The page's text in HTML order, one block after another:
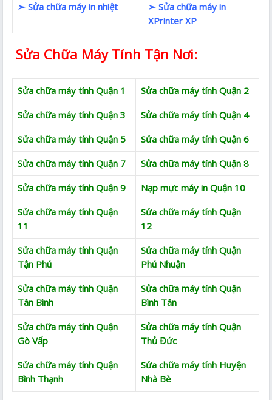
➢ Sửa chữa máy in nhiệt
➢ Sửa chữa máy in
XPrinter XP
Sửa Chữa Máy Tính Tận Nơi:
Sửa chữa máy tính Quận 1
Sửa chữa máy tính Quận 2
Sửa chữa máy tính Quận 3
Sửa chữa máy tính Quận 4
Sửa chữa máy tính Quận 5
Sửa chữa máy tính Quận 6
Sửa chữa máy tính Quận 7
Sửa chữa máy tính Quận 8
Sửa chữa máy tính Quận 9
Nạp mực máy in Quận 10
Sửa chữa máy tính Quận
11
Sửa chữa máy tính Quận
12
Sửa chữa máy tính Quận
Tận Phú
Sửa chữa máy tính Quận
Phú Nhuận
Sửa chữa máy tính Quận
Tân Bình
Sửa chữa máy tính Quận
Bình Tân
Sửa chữa máy tính Quận
Gò Vấp
Sửa chữa máy tính Quận
Thủ Đức
Sửa chữa máy tính Quận
Bình Thạnh
Sửa chữa máy tính Huyện
Nhà Bè